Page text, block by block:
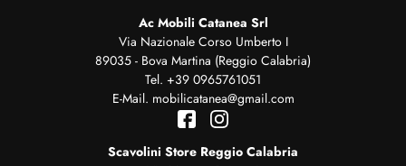
Ac Mobili Catanea Srl
Via Nazionale Corso Umberto I
89035 - Bova Martina (Reggio Calabria)
Tel. +39 0965761051
E-Mail. mobilicatanea@gmail.com
Scavolini Store Reggio Calabria